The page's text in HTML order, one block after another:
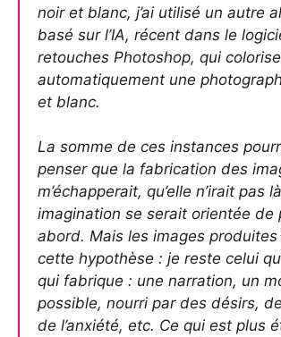
noir et blanc, j’ai utilisé un autre
basé sur l’IA, récent dans le
retouches Photoshop, qui colorise
automatiquement une
et blanc.
La somme de ces instances
penser que la fabrication des
m’échapperait, qu’elle n’irait pas
imagination se serait orientée de
abord. Mais les images
cette hypothèse : je reste celui
qui fabrique : une narration, un
possible, nourri par des désirs,
de l’anxiété, etc. Ce qui est plus